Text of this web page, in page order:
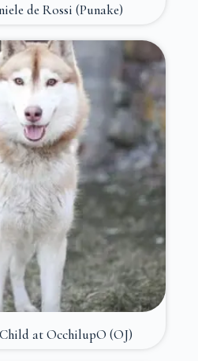
de Rossi (Punake)
at OcchilupO (OJ)